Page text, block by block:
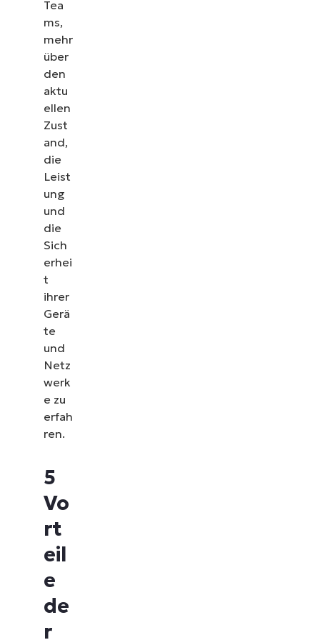
Tea
ms,
mehr
über
den
aktu
ellen
Zust
and,
die
Leist
ung
und
die
Sich
erhei
t
ihrer
Gerä
te
und
Netz
werk
e zu
erfah
ren.
5
Vo
rt
eil
e
de
r